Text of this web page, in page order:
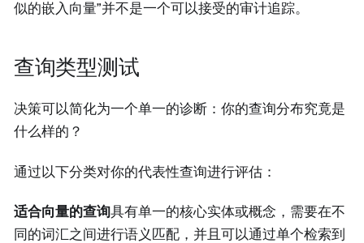
似的嵌入向量”并不是一个可以接受的审计追踪。
查询类型测试
决策可以简化为一个单一的诊断：你的查询分布究竟是
什么样的？
通过以下分类对你的代表性查询进行评估：
适合向量的查询具有单一的核心实体或概念，需要在不
同的词汇之间进行语义匹配，并且可以通过单个检索到